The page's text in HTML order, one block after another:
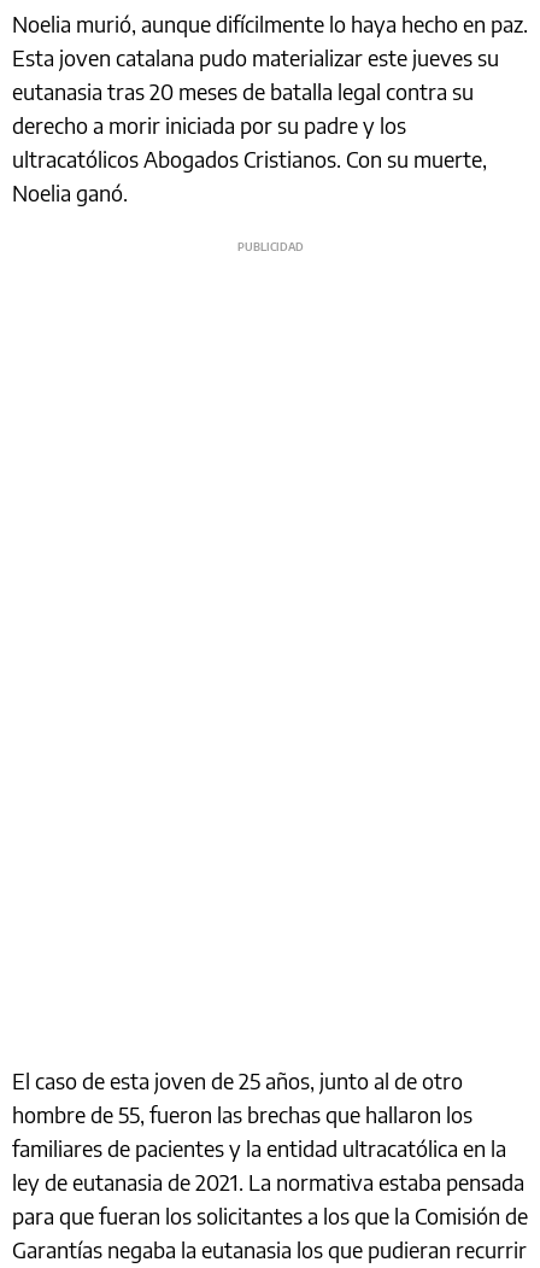
Noelia murió, aunque difícilmente lo haya hecho en paz.
Esta joven catalana pudo materializar este jueves su
eutanasia tras 20 meses de batalla legal contra su
derecho a morir iniciada por su padre y los
ultracatólicos Abogados Cristianos. Con su muerte,
Noelia ganó.
El caso de esta joven de 25 años, junto al de otro
hombre de 55, fueron las brechas que hallaron los
familiares de pacientes y la entidad ultracatólica en la
ley de eutanasia de 2021. La normativa estaba pensada
para que fueran los solicitantes a los que la Comisión de
Garantías negaba la eutanasia los que pudieran recurrir